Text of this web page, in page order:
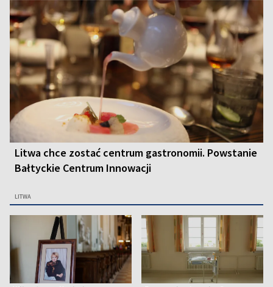
Litwa chce zostać centrum gastronomii. Powstanie
Bałtyckie Centrum Innowacji
LITWA